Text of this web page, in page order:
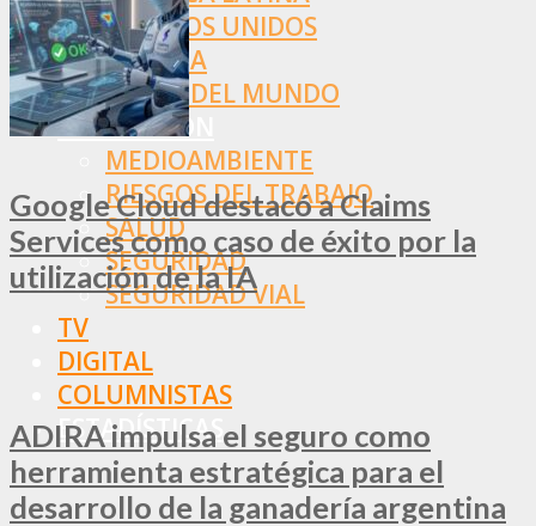
ESTADOS UNIDOS
EUROPA
RESTO DEL MUNDO
PREVENCIÓN
MEDIOAMBIENTE
RIESGOS DEL TRABAJO
SALUD
SEGURIDAD
SEGURIDAD VIAL
TV
DIGITAL
COLUMNISTAS
ESTADÍSTICAS
Google Cloud destacó a Claims
Services como caso de éxito por la
utilización de la IA
ADIRA impulsa el seguro como
herramienta estratégica para el
desarrollo de la ganadería argentina